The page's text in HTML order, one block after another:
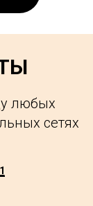
любых
сетях